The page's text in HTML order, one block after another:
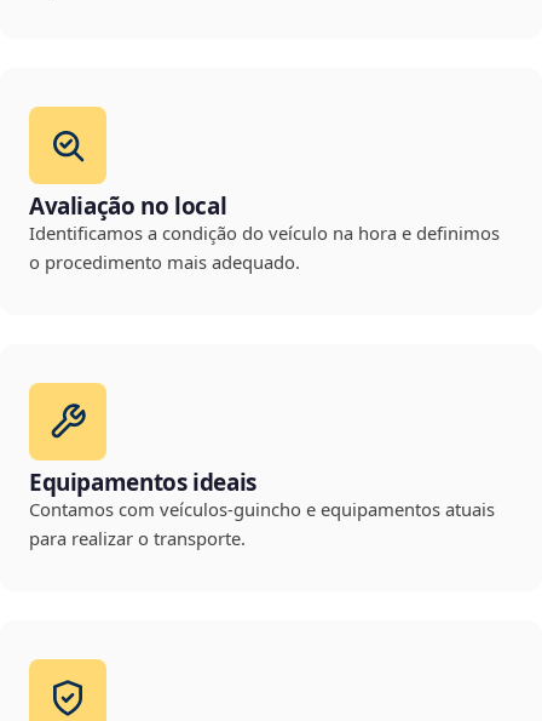
Avaliação no local
Identificamos a condição do veículo na hora e definimos
o procedimento mais adequado.
Equipamentos ideais
Contamos com veículos-guincho e equipamentos atuais
para realizar o transporte.